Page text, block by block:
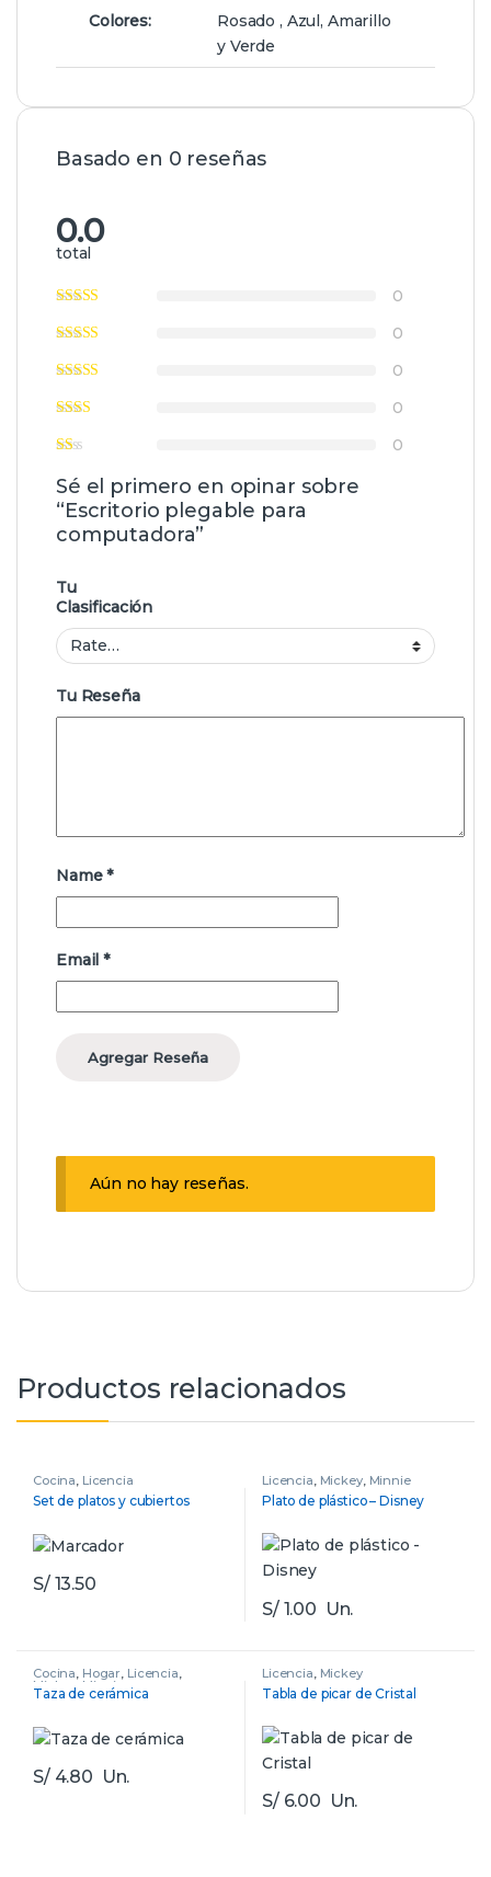
Colores:
Rosado , Azul, Amarillo
y Verde
Basado en 0 reseñas
0.0
total
0
0
0
0
0
Sé el primero en opinar sobre
“Escritorio plegable para
computadora”
Tu
Clasificación
Tu Reseña
Name*
Email*
Aún no hay reseñas.
Productos relacionados
Cocina, Licencia
Set de platos y cubiertos
S/13.50
Licencia, Mickey, Minnie
Plato de plástico – Disney
S/1.00 Un.
Cocina, Hogar, Licencia,
Mickey Minnie
Taza de cerámica
S/4.80 Un.
Licencia, Mickey
Tabla de picar de Cristal
S/6.00 Un.